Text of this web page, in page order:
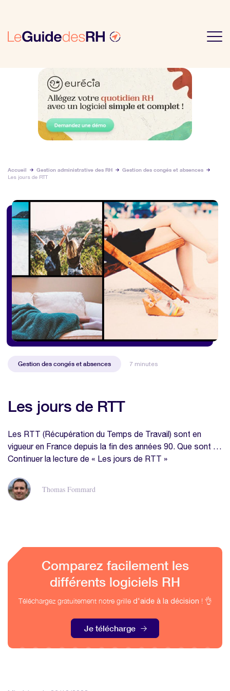
Accueil Gestion administrative des RH
Gestion des congés et absences
Les jours de RTT
Gestion des congés et absences 7 minutes
Les jours de RTT
Les RTT (Récupération du Temps de Travail) sont en
vigueur en France depuis la fin des années 90. Que sont …
Continuer la lecture de « Les jours de RTT »
Thomas Fommard
Comparez facilement les
différents logiciels RH
Téléchargez gratuitement notre grille d'aide à la décision ! 👌
Je télécharge